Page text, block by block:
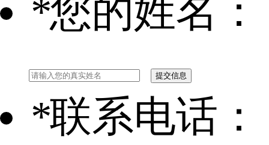
*您的姓名：
*联系电话：